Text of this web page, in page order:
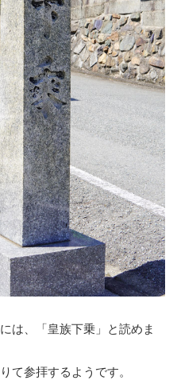
は、「皇族下乗」と読めま
て参拝するようです。